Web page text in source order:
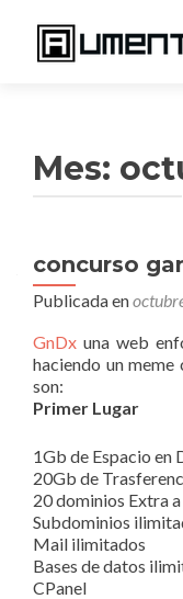
Mes:
concurso
Publicada en
GnDx una web
haciendo un
son:
Primer Lugar
1Gb de Espacio en
20Gb de
20 dominios Extra
Subdominios
Mail ilimitados
Bases de datos
CPanel
de
entradas